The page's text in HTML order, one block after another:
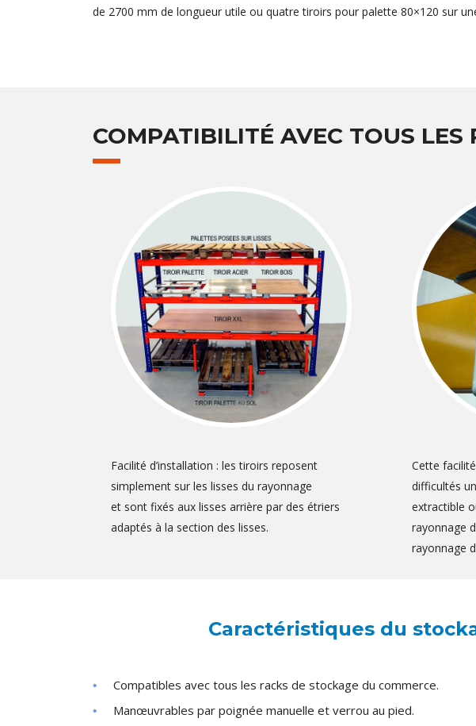
de 2700 mm de longueur utile ou quatre tiroirs pour palette 80×120 sur
COMPATIBILITÉ AVEC TOUS LES
Facilité d’installation : les tiroirs reposent
simplement sur les lisses du rayonnage
et sont fixés aux lisses arrière par des étriers
adaptés à la section des lisses.
Cette
difficultés
extractible
rayonnage
rayonnage
Caractéristiques du
Compatibles avec tous les racks de stockage du commerce.
Manœuvrables par poignée manuelle et verrou au pied.